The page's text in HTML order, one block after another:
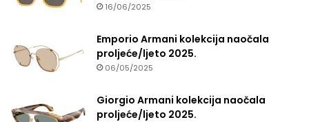
16/06/2025
Emporio Armani kolekcija naočala
proljeće/ljeto 2025.
06/05/2025
Giorgio Armani kolekcija naočala
proljeće/ljeto 2025.